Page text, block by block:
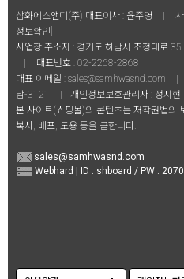
삼화에스앤디(주) 대표이사 : 윤주영
정보확인]
사업장 주소지 : 경기도 하남시 조정대로
대표번호 : 02-2268-2868
대표 이메일 : sales@samhwasnd.com
남-3121
개인정보보호관리자 : 정지현
본 사이트(쇼핑몰)의 콘텐츠는 저작권법의
복사, 배포, 도용 등을 금합니다.
sales@samhwasnd.com
Webhard | ID : shboard / PW : 2070